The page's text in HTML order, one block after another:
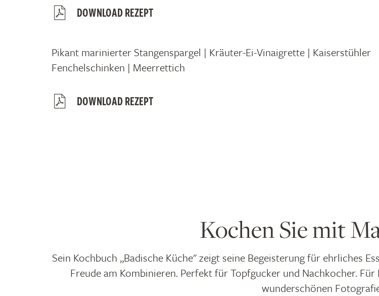
DOWNLOAD REZEPT
Pikant marinierter Stangenspargel | Kräuter-Ei-Vinaigrette | Kaiserstühler
Fenchelschinken | Meerrettich
DOWNLOAD REZEPT
Kochen Sie mit
Sein Kochbuch „Badische Küche" zeigt seine Begeisterung für ehrliches
Freude am Kombinieren. Perfekt für Topfgucker und Nachkocher.
wunderschönen